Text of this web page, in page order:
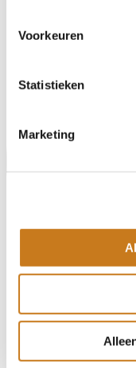
Voorkeuren
Statistieken
Marketing